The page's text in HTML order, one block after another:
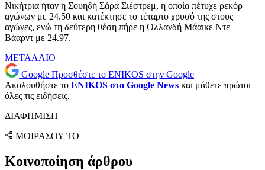
Νικήτρια ήταν η Σουηδή Σάρα Σιέστρεμ, η οποία πέτυχε ρεκόρ
αγώνων με 24.50 και κατέκτησε το τέταρτο χρυσό της στους
αγώνες, ενώ τη δεύτερη θέση πήρε η Ολλανδή Μάαικε Ντε
Βάαρντ με 24.97.
ΜΕΤΑΛΛΙΟ
Google Προσθέστε το ENIKOS στην Google
Ακολουθήστε το ENIKOS στο Google News και μάθετε πρώτοι
όλες τις ειδήσεις.
ΔΙΑΦΗΜΙΣΗ
ΜΟΙΡΑΣΟΥ ΤΟ
Κοινοποίηση άρθρου